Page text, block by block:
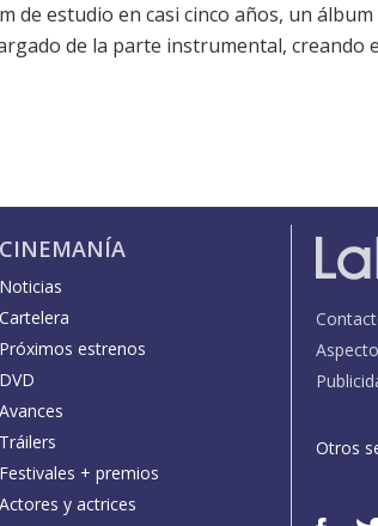
de estudio en casi cinco años, un
de la parte instrumental, creando
CINEMANÍA
Noticias
Cartelera
Próximos estrenos
DVD
Avances
Tráilers
Festivales + premios
Actores y actrices
Otros